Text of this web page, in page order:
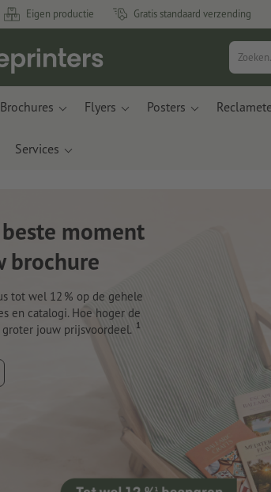
Eigen productie Gratis standaard verzending
Brochures Flyers Posters
Services
Nieuwe notitieboeken
Met innovatieve materialen gemaakt van
Nu bestellen